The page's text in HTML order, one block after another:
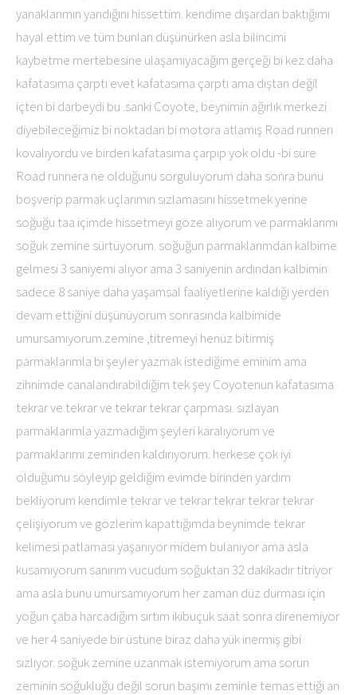
yanaklarımın yandığını hissettim. kendime dışardan baktığımı
hayal ettim ve tüm bunları düşünürken asla bilincimi
kaybetme mertebesine ulaşamıyacağım gerçeği bi kez daha
kafatasıma çarptı evet kafatasıma çarptı ama dıştan değil
içten bi darbeydi bu .sanki Coyote, beynimin ağırlık merkezi
diyebileceğimiz bi noktadan bi motora atlamış Road runnerı
kovalıyordu ve birden kafatasıma çarpıp yok oldu -bi süre
Road runnera ne olduğunu sorguluyorum daha sonra bunu
boşverip parmak uçlarımın sızlamasını hissetmek yerine
soğuğu taa içimde hissetmeyi göze alıyorum ve parmaklarımı
soğuk zemine sürtüyorum. soğuğun parmaklarımdan kalbime
gelmesi 3 saniyemi alıyor ama 3 saniyenin ardından kalbimin
sadece 8 saniye daha yaşamsal faaliyetlerine kaldığı yerden
devam ettiğini düşünüyorum sonrasında kalbimide
umursamıyorum.zemine ,titremeyi henüz bitirmiş
parmaklarımla bi şeyler yazmak istediğime eminim ama
zihnimde canalandırabildiğim tek şey Coyotenun kafatasıma
tekrar ve tekrar ve tekrar tekrar çarpması. sızlayan
parmaklarımla yazmadığım şeyleri karalıyorum ve
parmaklarımı zeminden kaldırıyorum. herkese çok iyi
olduğumu söyleyip geldiğim evimde birinden yardım
bekliyorum kendimle tekrar ve tekrar tekrar tekrar tekrar
çelişiyorum ve gözlerim kapattığımda beynimde tekrar
kelimesi patlaması yaşanıyor midem bulanıyor ama asla
kusamıyorum sanırım vucudum soğuktan 32 dakikadır titriyor
ama asla bunu umursamıyorum her zaman düz durması için
yoğun çaba harcadığım sırtım ikibuçuk saat sonra direnemiyor
ve her 4 saniyede bir üstüne biraz daha yük inermiş gibi
sızlıyor. soğuk zemine uzanmak istemiyorum ama sorun
zeminin soğukluğu değil sorun başımı zeminle temas ettiği an